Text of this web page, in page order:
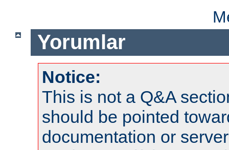
Yorumlar
Notice:
This is not a Q&A
should be pointed
documentation or